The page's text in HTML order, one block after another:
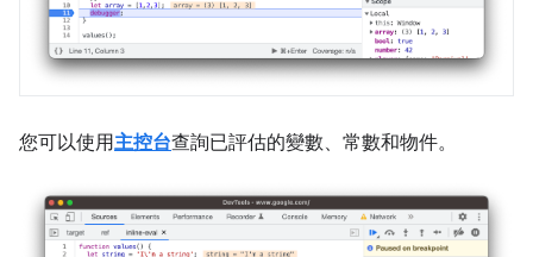
您可以使用主控台查詢已評估的變數、常數和物件。